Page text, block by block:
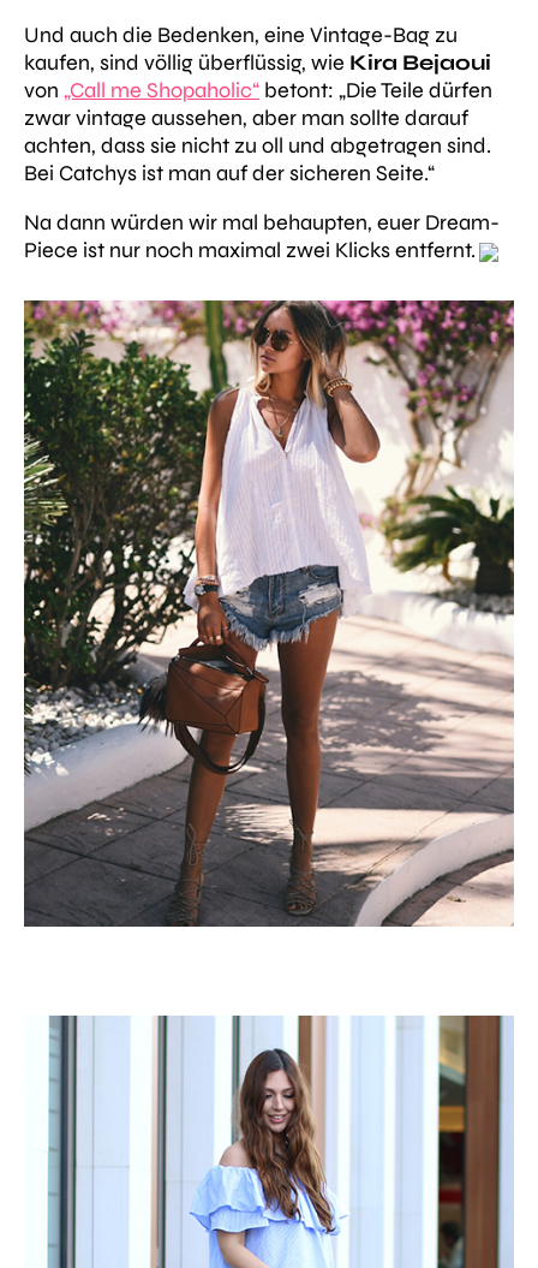
Und auch die Bedenken, eine Vintage-Bag zu
kaufen, sind völlig überflüssig, wie Kira Bejaoui
von „Call me Shopaholic“ betont: „Die Teile dürfen
zwar vintage aussehen, aber man sollte darauf
achten, dass sie nicht zu oll und abgetragen sind.
Bei Catchys ist man auf der sicheren Seite.“
Na dann würden wir mal behaupten, euer Dream-
Piece ist nur noch maximal zwei Klicks entfernt.